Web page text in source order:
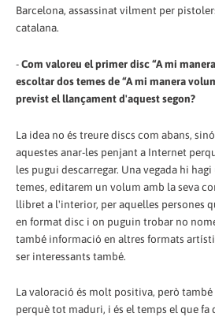
Barcelona, assassinat vilment per
catalana.
-Com valoreu el primer disc “A mi
escoltar dos temes de “A mi manera
previst el llançament d'aquest segon?
La idea no és treure discs com abans,
aquestes anar-les penjant a Internet
les pugui descarregar. Una vegada hi
temes, editarem un volum amb la seva
llibret a l'interior, per aquelles persones
en format disc i on puguin trobar no
també informació en altres formats
ser interessants també.
La valoració és molt positiva, però
perquè tot maduri, i és el temps el que fa